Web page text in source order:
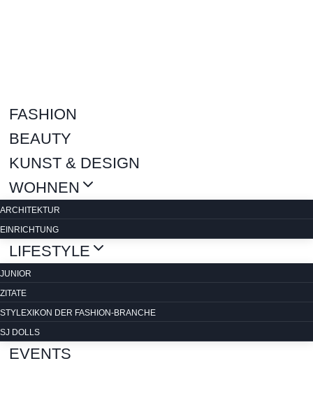
FASHION
BEAUTY
KUNST & DESIGN
WOHNEN
ARCHITEKTUR
EINRICHTUNG
LIFESTYLE
JUNIOR
ZITATE
STYLEXIKON DER FASHION-BRANCHE
SJ DOLLS
EVENTS